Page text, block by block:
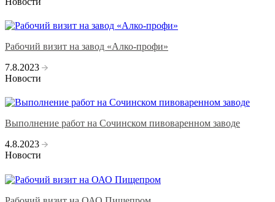
Рабочий визит на завод «Алко-профи»
7.8.2023
Новости
Выполнение работ на Сочинском пивоваренном заводе
4.8.2023
Новости